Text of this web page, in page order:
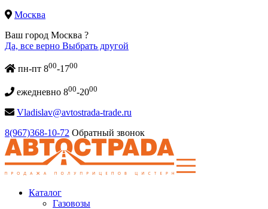
Москва
Ваш город Москва ?
Да, все верно Выбрать другой
пн-пт 800-1700
ежедневно 800-2000
Vladislav@avtostrada-trade.ru
8(967)368-10-72 Обратный звонок
Каталог
Газовозы